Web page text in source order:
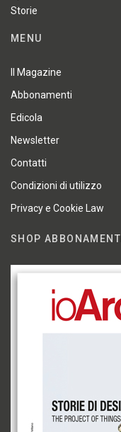
Storie
MENU
Il Magazine
Abbonamenti
Edicola
Newsletter
Contatti
Condizioni di utilizzo
Privacy e Cookie Law
SHOP ABBONAMENTI